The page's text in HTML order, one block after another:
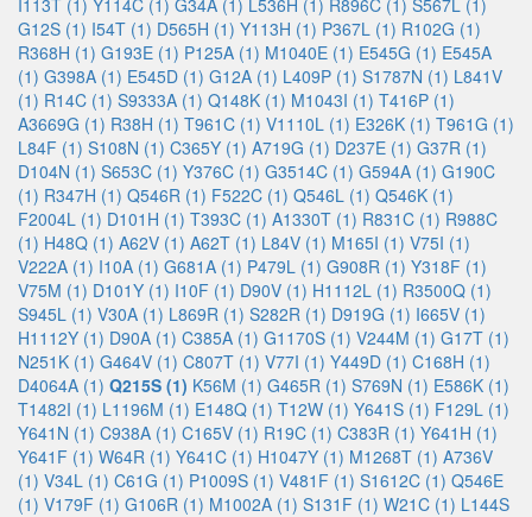
I113T (1) Y114C (1) G34A (1) L536H (1) R896C (1) S567L (1)
G12S (1) I54T (1) D565H (1) Y113H (1) P367L (1) R102G (1)
R368H (1) G193E (1) P125A (1) M1040E (1) E545G (1) E545A
(1) G398A (1) E545D (1) G12A (1) L409P (1) S1787N (1) L841V
(1) R14C (1) S9333A (1) Q148K (1) M1043I (1) T416P (1)
A3669G (1) R38H (1) T961C (1) V1110L (1) E326K (1) T961G (1)
L84F (1) S108N (1) C365Y (1) A719G (1) D237E (1) G37R (1)
D104N (1) S653C (1) Y376C (1) G3514C (1) G594A (1) G190C
(1) R347H (1) Q546R (1) F522C (1) Q546L (1) Q546K (1)
F2004L (1) D101H (1) T393C (1) A1330T (1) R831C (1) R988C
(1) H48Q (1) A62V (1) A62T (1) L84V (1) M165I (1) V75I (1)
V222A (1) I10A (1) G681A (1) P479L (1) G908R (1) Y318F (1)
V75M (1) D101Y (1) I10F (1) D90V (1) H1112L (1) R3500Q (1)
S945L (1) V30A (1) L869R (1) S282R (1) D919G (1) I665V (1)
H1112Y (1) D90A (1) C385A (1) G1170S (1) V244M (1) G17T (1)
N251K (1) G464V (1) C807T (1) V77I (1) Y449D (1) C168H (1)
D4064A (1) Q215S (1) K56M (1) G465R (1) S769N (1) E586K (1)
T1482I (1) L1196M (1) E148Q (1) T12W (1) Y641S (1) F129L (1)
Y641N (1) C938A (1) C165V (1) R19C (1) C383R (1) Y641H (1)
Y641F (1) W64R (1) Y641C (1) H1047Y (1) M1268T (1) A736V
(1) V34L (1) C61G (1) P1009S (1) V481F (1) S1612C (1) Q546E
(1) V179F (1) G106R (1) M1002A (1) S131F (1) W21C (1) L144S